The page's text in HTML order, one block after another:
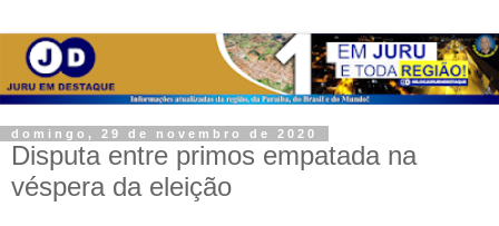
domingo, 29 de novembro de 2020
Disputa entre primos empatada na
véspera da eleição